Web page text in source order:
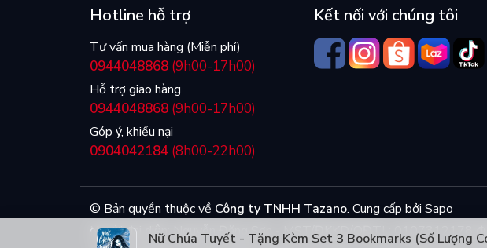
Nữ Chúa Tuyết - Tặng Kèm Set 3 Bookmarks (Số Lượng
Hotline hỗ trợ
Tư vấn mua hàng (Miễn phí)
0944048868 (9h00-17h00)
Hỗ trợ giao hàng
0944048868 (9h00-17h00)
Góp ý, khiếu nại
0904042184 (8h00-22h00)
Kết nối với chúng tôi
© Bản quyền thuộc về Công ty TNHH Tazano. Cung cấp bởi Sapo
Người đại diện: Nguyễn Đăng Sơn - MST/ĐKKD/QĐTL: 0107312178